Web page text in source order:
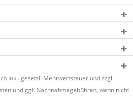
inkl. gesetzl. Mehrwertsteuer und zzgl.
und ggf. Nachnahmegebühren, wenn nicht